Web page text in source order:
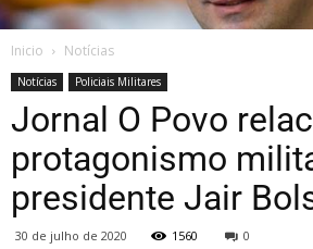
Inicio Notícias
Notícias Policiais Militares
Jornal O Povo
protagonismo
presidente Jair
30 de julho de 2020 1560 0